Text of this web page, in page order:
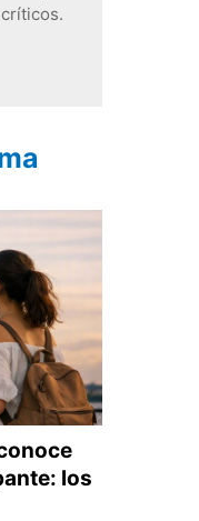
los